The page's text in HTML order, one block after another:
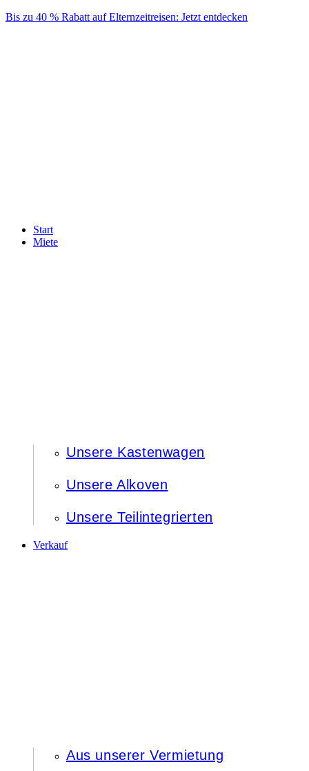
Skip
Bis zu 40 % Rabatt auf Elternzeitreisen: Jetzt entdecken
Start
Miete
Unsere Kastenwagen
Unsere Alkoven
Unsere Teilintegrierten
Verkauf
Aus unserer Vermietung